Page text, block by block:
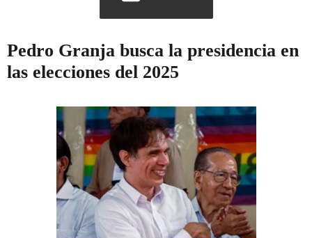
Pedro Granja busca la presidencia en
las elecciones del 2025